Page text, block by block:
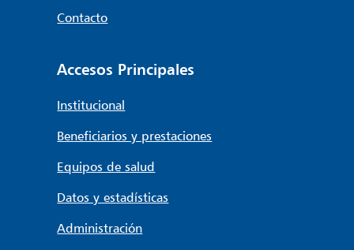
Contacto
Accesos Principales
Institucional
Beneficiarios y prestaciones
Equipos de salud
Datos y estadísticas
Administración